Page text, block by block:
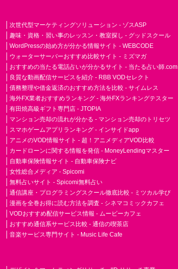
次世代型マーケティングソリューション - ゾスASP
趣味・資格・習い事のレッスン・教室探し - グッドスクール
WordPressの始め方が分かる情報サイト - WEBCODE
ウォーターサーバーおすすめ比較サイト - ミズマガ
おすすめの当たる電話占いが分かるサイト - 当たる占い師.com
良質な動画配信サービスを紹介 - RBB VODセレクト
債務整理や借金返済のおすすめ方法を比較 - サイムレス
海外FX業者おすすめランキング - 海外FXランキングテスター
有田焼高級ギフト専門店 - JTOPIA
マンション売却の流れが分かる - マンション売却のトリセツ
スマホゲームアプリランキング - インサイドapp
アニメのVOD情報サイト - 超！アニメディアVOD比較
カードローンに関する情報を発信 - MoneyLendingマスター
自動車保険情報サイト - 自動車保険ナビ
女性総合メディア - Spicomi
無料占いサイト - Spicomi無料占い
通信講座・プログラミングスクール徹底比較 - ミツカル学び
漫画を全巻お得に読む方法を調査 - シネマコミックカフェ
VODおすすめ配信サービス情報 - ムービーカフェ
おすすめ通信系サービス比較 - 通信の喫茶店
音楽サービス専門サイト - Music Life Cafe